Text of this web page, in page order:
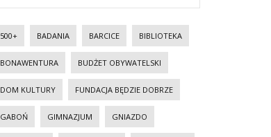
500+ BADANIA BARCICE BIBLIOTEKA
BONAWENTURA BUDŻET OBYWATELSKI
DOM KULTURY FUNDACJA BĘDZIE DOBRZE
GABOŃ GIMNAZJUM GNIAZDO